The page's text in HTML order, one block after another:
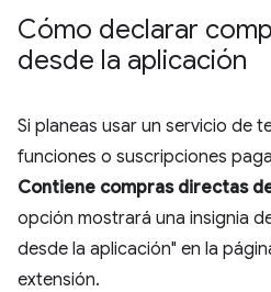
Cómo declarar
desde la aplicación
Si planeas usar un servicio de
funciones o suscripciones
Contiene compras directas
opción mostrará una insignia
desde la aplicación" en la
extensión.